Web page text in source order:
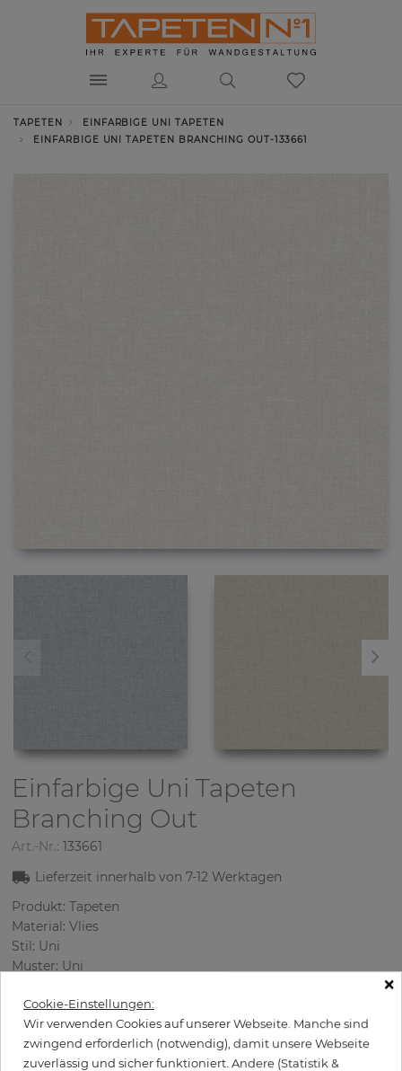
TAPETEN
EINFARBIGE UNI TAPETEN
EINFARBIGE UNI TAPETEN BRANCHING OUT-133661
Einfarbige Uni Tapeten
Branching Out
Art.-Nr.: 133661
Lieferzeit innerhalb von7-12 Werktagen
Produkt: Tapeten
Material: Vlies
Stil: Uni
Muster: Uni
Verwendung: Wohnzimmer
Farbe: Cremig
×
Cookie-Einstellungen:
Wir verwenden Cookies auf unserer Webseite. Manche sind
zwingend erforderlich (notwendig), damit unsere Webseite
zuverlässig und sicher funktioniert. Andere (Statistik &